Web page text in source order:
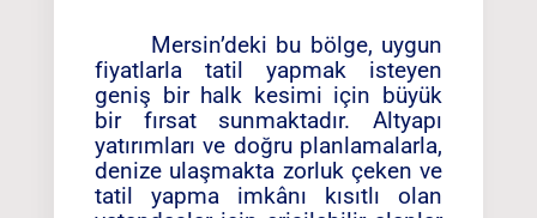
Mersin’deki bu bölge, uygun
fiyatlarla tatil yapmak isteyen
geniş bir halk kesimi için büyük
bir fırsat sunmaktadır. Altyapı
yatırımları ve doğru planlamalarla,
denize ulaşmakta zorluk çeken ve
tatil yapma imkânı kısıtlı olan